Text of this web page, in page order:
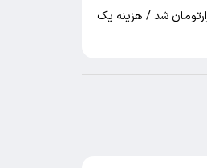
در تهران لیتری 130 هزارتومان شد / هزینه یک